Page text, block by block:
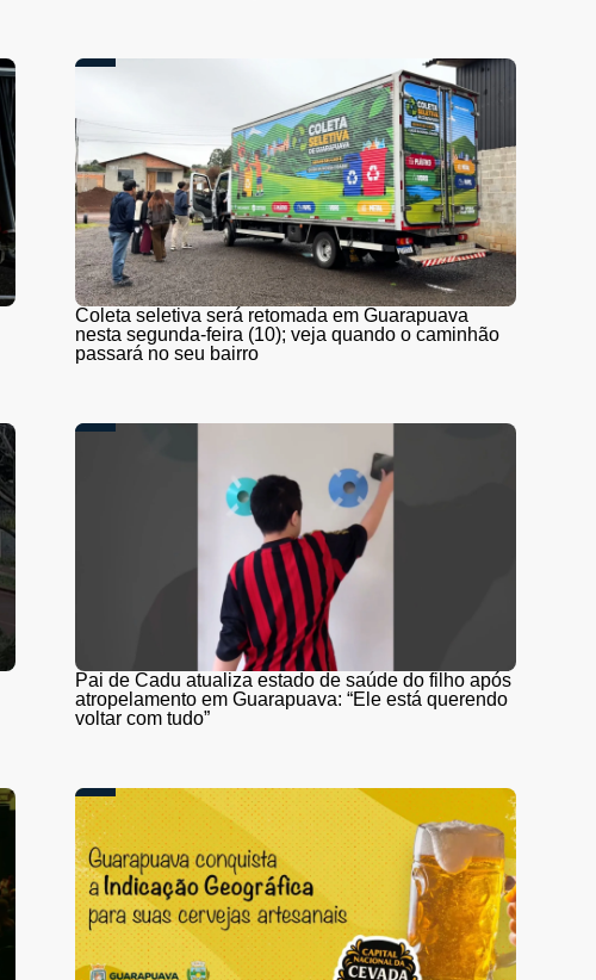
Coleta seletiva será retomada em Guarapuava
nesta segunda-feira (10); veja quando o caminhão
passará no seu bairro
Pai de Cadu atualiza estado de saúde do filho após
atropelamento em Guarapuava: “Ele está querendo
voltar com tudo”